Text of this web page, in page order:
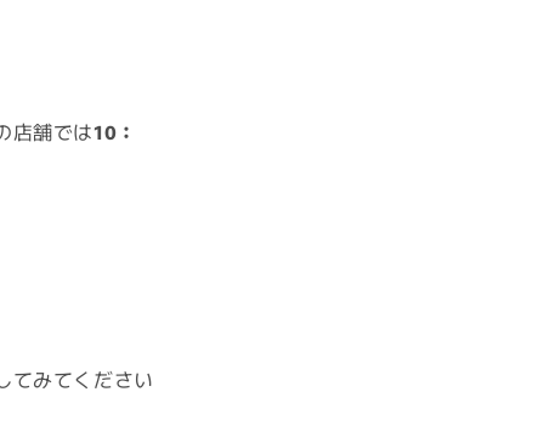
店舗では10：
てみてください